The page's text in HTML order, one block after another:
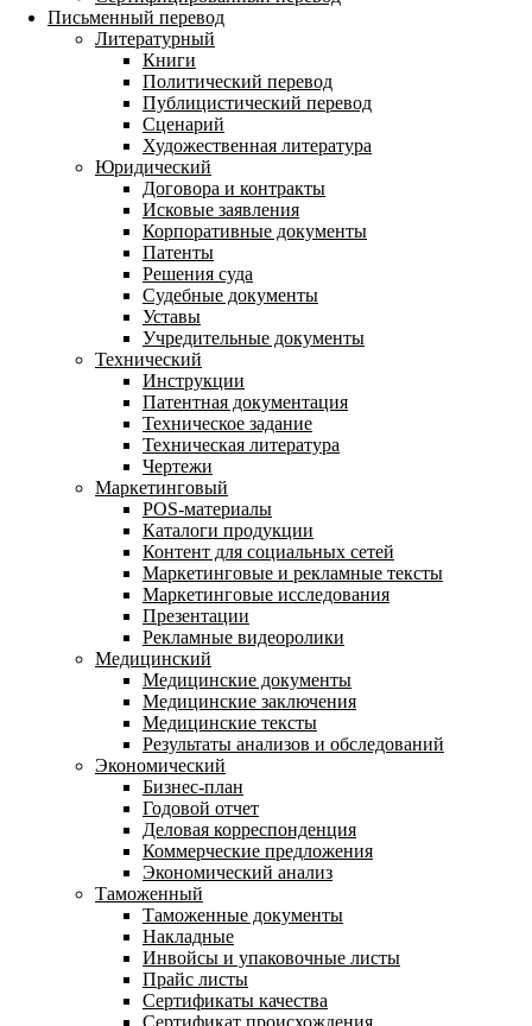
Письменный перевод
Литературный
Книги
Политический перевод
Публицистический перевод
Сценарий
Художественная литература
Юридический
Договора и контракты
Исковые заявления
Корпоративные документы
Патенты
Решения суда
Судебные документы
Уставы
Учредительные документы
Технический
Инструкции
Патентная документация
Техническое задание
Техническая литература
Чертежи
Маркетинговый
POS-материалы
Каталоги продукции
Контент для социальных сетей
Маркетинговые и рекламные тексты
Маркетинговые исследования
Презентации
Рекламные видеоролики
Медицинский
Медицинские документы
Медицинские заключения
Медицинские тексты
Результаты анализов и обследований
Экономический
Бизнес-план
Годовой отчет
Деловая корреспонденция
Коммерческие предложения
Экономический анализ
Таможенный
Таможенные документы
Накладные
Инвойсы и упаковочные листы
Прайс листы
Сертификаты качества
Сертификат происхождения